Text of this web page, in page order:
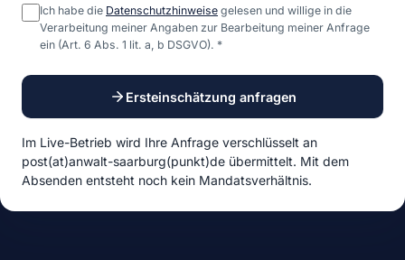
Ich habe die Datenschutzhinweise gelesen und willige in die
Verarbeitung meiner Angaben zur Bearbeitung meiner Anfrage
ein (Art. 6 Abs. 1 lit. a, b DSGVO). *
Ersteinschätzung anfragen
Im Live-Betrieb wird Ihre Anfrage verschlüsselt an
post(at)anwalt-saarburg(punkt)de übermittelt. Mit dem
Absenden entsteht noch kein Mandatsverhältnis.